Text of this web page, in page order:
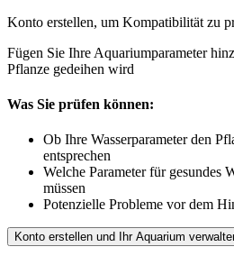
Konto erstellen, um Kompatibilität zu
Fügen Sie Ihre Aquariumparameter
Pflanze gedeihen wird
Was Sie prüfen können:
Ob Ihre Wasserparameter den
entsprechen
Welche Parameter für gesundes
müssen
Potenzielle Probleme vor dem
Konto erstellen und Ihr Aquarium